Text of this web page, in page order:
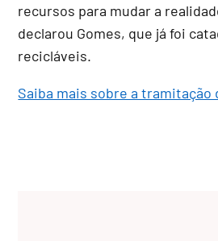
recursos para mudar a
declarou Gomes, que já foi
recicláveis.
Saiba mais sobre a tramitação